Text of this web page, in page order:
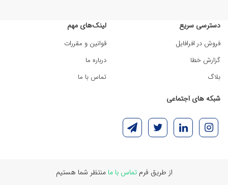
دسترسی سریع
فروش در افرافایل
گزارش خطا
بلاگ
لینک‌های مهم
قوانین و مقررات
درباره ما
تماس با ما
شبکه های اجتماعی
از طریق فرمتماس با ما منتظر شما هستیم